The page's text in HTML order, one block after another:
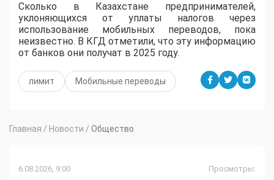
Сколько в Казахстане предпринимателей,
уклоняющихся от уплаты налогов через
использование мобильных переводов, пока
неизвестно. В КГД отметили, что эту информацию
от банков они получат в 2025 году.
лимит Мобильные переводы
Главная / Новости / Общество
6.08.2026, 9:00 Просмотры: